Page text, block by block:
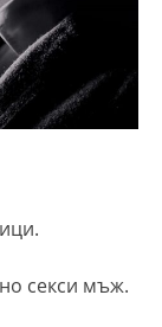
секси мъж.